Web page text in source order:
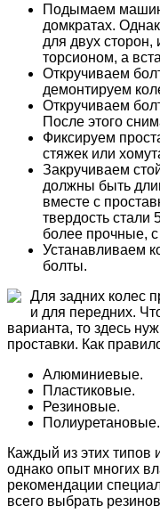
Подымаем
домкратах.
для двух сторон,
торсионом, а
Откручиваем
демонтируем
Откручиваем
После этого
Фиксируем
стяжек или
Закручиваем
должны быть
вместе с
твердость стали
более прочные,
Устанавливаем
болты.
Для задних колес
и для передних.
варианта, то здесь
проставки. Как
Алюминиевые.
Пластиковые.
Резиновые.
Полиуретановые.
Каждый из этих
однако опыт многих
рекомендации
всего выбрать